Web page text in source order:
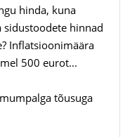
hinda, kuna
hinnad
Inflatsioonimäära
500 eurot...
tõusuga